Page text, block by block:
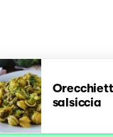
salsiccia